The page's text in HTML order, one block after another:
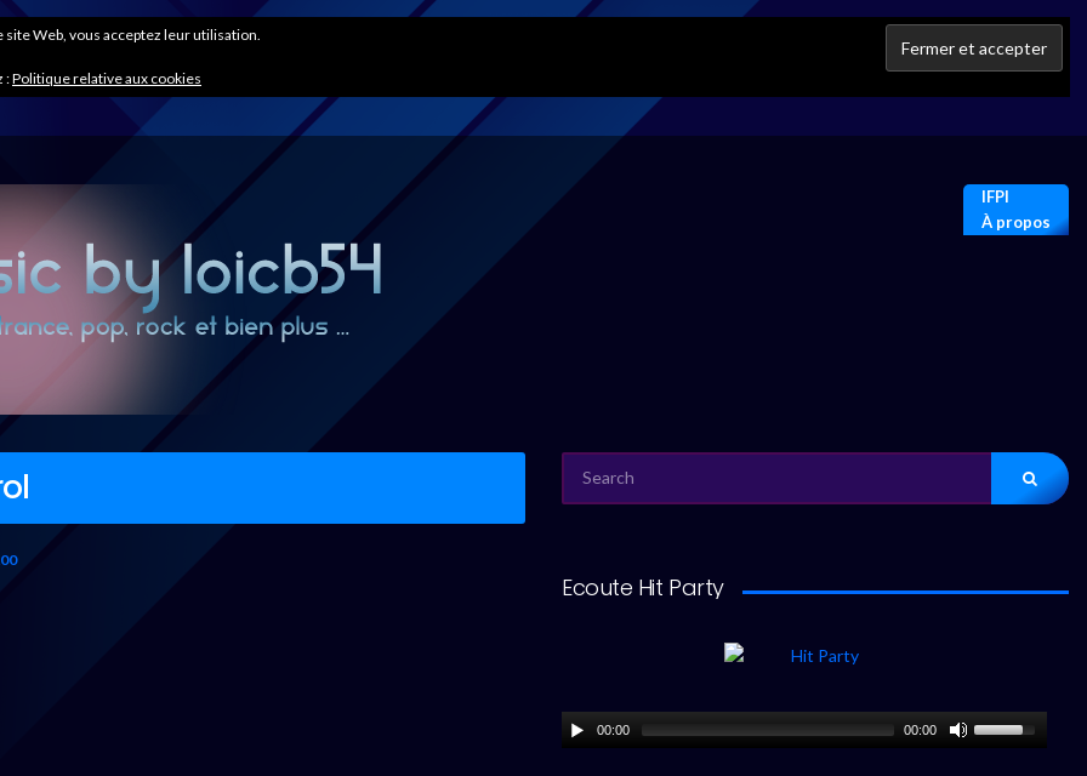
IFPI
À propos
FOR:
Ecoute Hit Party
00:00 00:00
Web, vous acceptez leur utilisation.
:Politique relative aux cookies